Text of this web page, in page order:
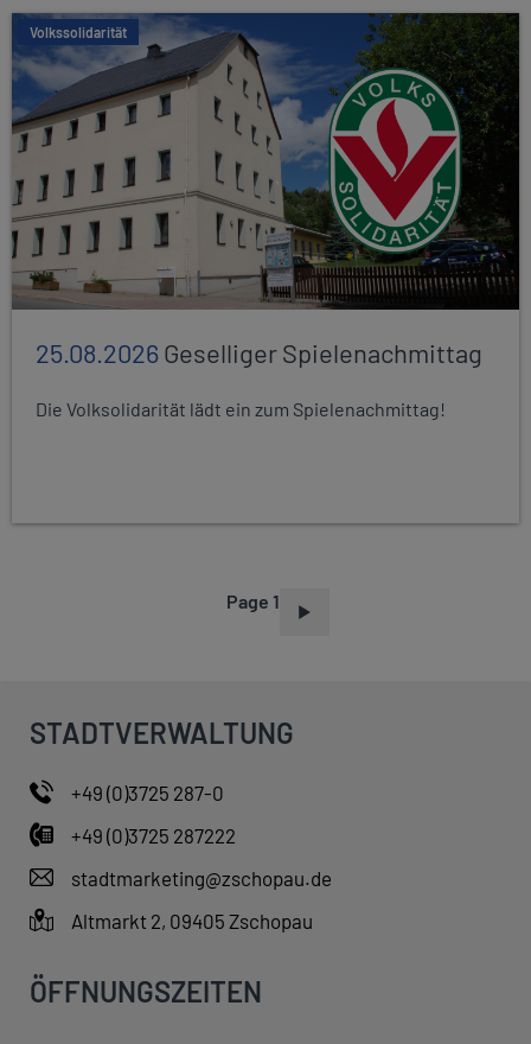
Volkssolidarität
25.08.2026Geselliger Spielenachmittag
Die Volksolidarität lädt ein zum Spielenachmittag!
Page 1
STADTVERWALTUNG
+49 (0)3725 287-0
+49 (0)3725 287222
stadtmarketing@zschopau.de
Altmarkt 2, 09405 Zschopau
ÖFFNUNGSZEITEN